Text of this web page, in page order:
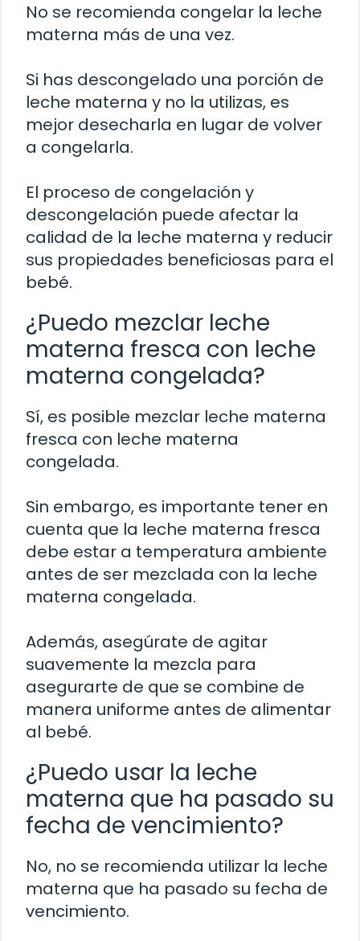
No se recomienda congelar la leche
materna más de una vez.
Si has descongelado una porción de
leche materna y no la utilizas, es
mejor desecharla en lugar de volver
a congelarla.
El proceso de congelación y
descongelación puede afectar la
calidad de la leche materna y reducir
sus propiedades beneficiosas para el
bebé.
¿Puedo mezclar leche
materna fresca con leche
materna congelada?
Sí, es posible mezclar leche materna
fresca con leche materna
congelada.
Sin embargo, es importante tener en
cuenta que la leche materna fresca
debe estar a temperatura ambiente
antes de ser mezclada con la leche
materna congelada.
Además, asegúrate de agitar
suavemente la mezcla para
asegurarte de que se combine de
manera uniforme antes de alimentar
al bebé.
¿Puedo usar la leche
materna que ha pasado su
fecha de vencimiento?
No, no se recomienda utilizar la leche
materna que ha pasado su fecha de
vencimiento.